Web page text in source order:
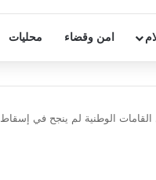
امن وقضاء محليات
الوطنية لم ينجح في إسقاط